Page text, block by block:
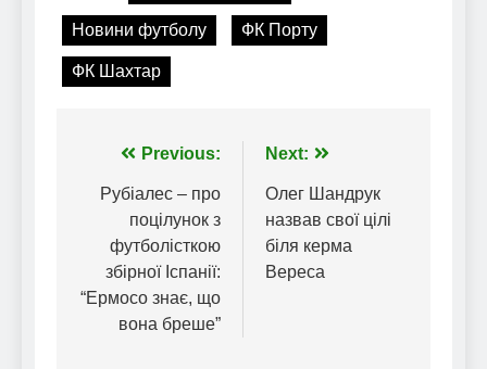
Новини футболу ФК Порту
ФК Шахтар
Навігація
записів
Previous:
Рубіалес – про
поцілунок з
футболісткою
збірної Іспанії:
“Ермосо знає, що
вона бреше”
Next:
Олег Шандрук
назвав свої цілі
біля керма
Вереса